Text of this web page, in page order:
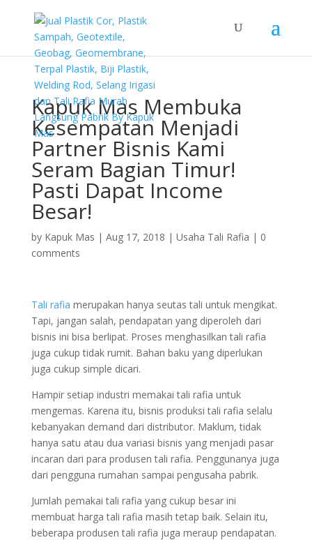
Kapuk Mas Membuka
Kesempatan Menjadi
Partner Bisnis Kami
Seram Bagian Timur!
Pasti Dapat Income
Besar!
by Kapuk Mas | Aug 17, 2018 | Usaha Tali Rafia | 0
comments
Tali rafia merupakan hanya seutas tali untuk mengikat.
Tapi, jangan salah, pendapatan yang diperoleh dari
bisnis ini bisa berlipat. Proses menghasilkan tali rafia
juga cukup tidak rumit. Bahan baku yang diperlukan
juga cukup simple dicari.
Hampir setiap industri memakai tali rafia untuk
mengemas. Karena itu, bisnis produksi tali rafia selalu
kebanyakan demand dari distributor. Maklum, tidak
hanya satu atau dua variasi bisnis yang menjadi pasar
incaran dari para produsen tali rafia. Penggunanya juga
dari pengguna rumahan sampai pengusaha pabrik.
Jumlah pemakai tali rafia yang cukup besar ini
membuat harga tali rafia masih tetap baik. Selain itu,
beberapa produsen tali rafia juga meraup pendapatan.